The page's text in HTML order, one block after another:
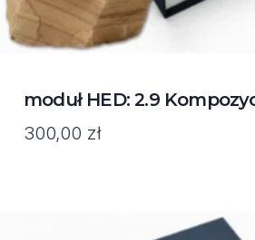
moduł HED: 2.9
300,00 zł